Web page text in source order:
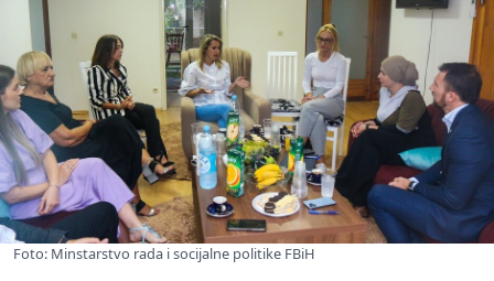
Foto: Minstarstvo rada i socijalne politike FBiH